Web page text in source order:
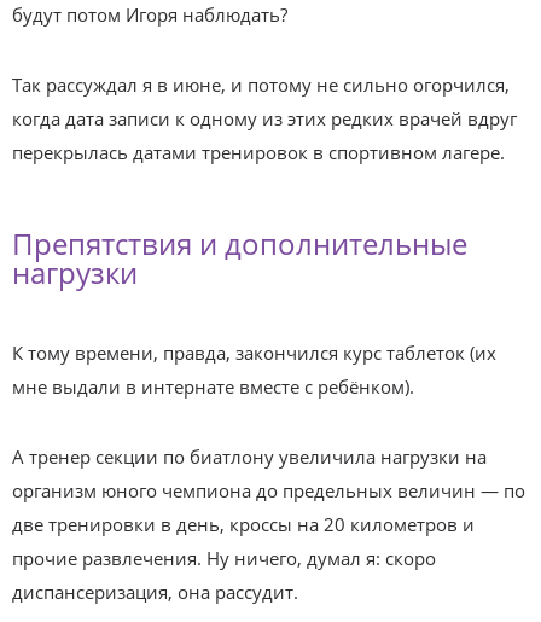
будут потом Игоря наблюдать?
Так рассуждал я в июне, и потому не сильно огорчился,
когда дата записи к одному из этих редких врачей вдруг
перекрылась датами тренировок в спортивном лагере.
Препятствия и дополнительные
нагрузки
К тому времени, правда, закончился курс таблеток (их
мне выдали в интернате вместе с ребёнком).
А тренер секции по биатлону увеличила нагрузки на
организм юного чемпиона до предельных величин — по
две тренировки в день, кроссы на 20 километров и
прочие развлечения. Ну ничего, думал я: скоро
диспансеризация, она рассудит.